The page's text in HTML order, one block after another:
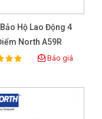
Hộ Lao Động 4
North A59R
Rating: Báo giá